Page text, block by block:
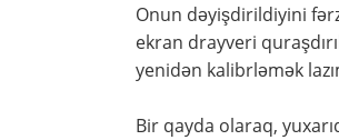
Onun dəyişdirildiyini
ekran drayveri
yenidən kalibrləmək
Bir qayda olaraq,